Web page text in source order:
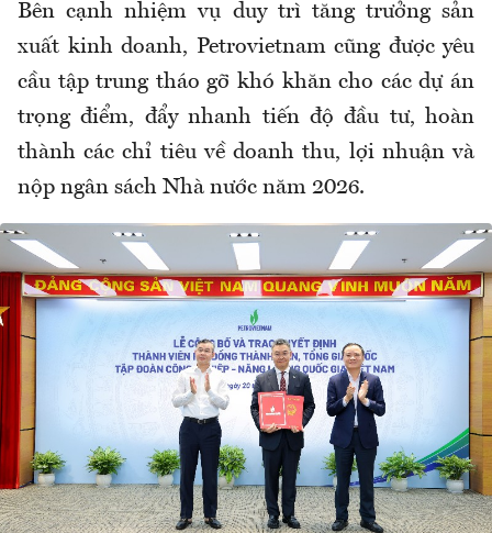
Bên cạnh nhiệm vụ duy trì tăng trưởng sản
xuất kinh doanh, Petrovietnam cũng được yêu
cầu tập trung tháo gỡ khó khăn cho các dự án
trọng điểm, đẩy nhanh tiến độ đầu tư, hoàn
thành các chỉ tiêu về doanh thu, lợi nhuận và
nộp ngân sách Nhà nước năm 2026.